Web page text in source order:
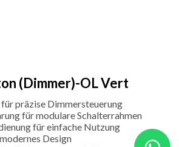
(Dimmer)-OL Vert
präzise Dimmersteuerung
für modulare Schalterrahmen
für einfache Nutzung
Design